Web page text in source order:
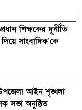
শিক্ষকের দূর্নীতি
দিয়ে সাংবাদিক’কে
আইন শৃঙ্খলা
সভা অনুষ্ঠিত‎‎